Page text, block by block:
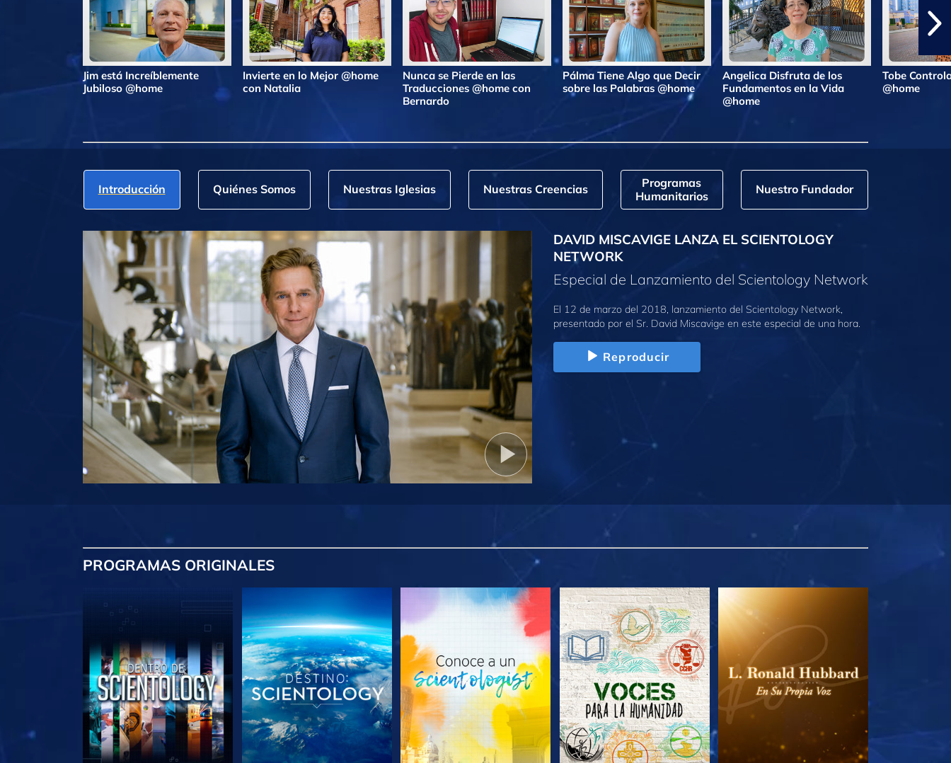
Jim está Increíblemente
Jubiloso @home
Invierte en lo Mejor @home
con Natalia
Nunca se Pierde en las
Traducciones @home con
Bernardo
Pálma Tiene Algo que Decir
sobre las Palabras @home
Angelica Disfruta de los
Fundamentos en la Vida
@home
Tobe
@home
Introducción Quiénes Somos Nuestras Iglesias Nuestras Creencias
Programas
Humanitarios
Nuestro Fundador
DAVID MISCAVIGE LANZA EL SCIENTOLOGY
NETWORK
Especial de Lanzamiento del Scientology Network
El 12 de marzo del 2018, lanzamiento del Scientology Network,
presentado por el Sr. David Miscavige en este especial de una hora.
Reproducir
PROGRAMAS ORIGINALES